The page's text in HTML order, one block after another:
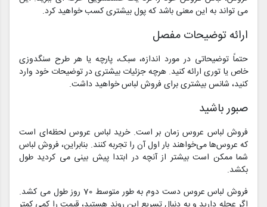
می تواند به این معنی باشد که پول بیشتری کسب خواهید کرد.
ارائه توضیحات مفصل
حتماً توضیحاتی در مورد اندازه، سبک، پارچه یا هر طرح سنگدوزی
خاص یا توری ارائه کنید. هرچه جزئیات بیشتری در توضیحات خود وارد
کنید، شانس بیشتری برای فروش لباس خواهید داشت.
صبور باشید
فروش لباس عروس زمان بر است. خرید لباس عروس لحظه‌ای است
که عروس‌ها می‌خواهند بار اول آن را تجربه کنند. بنابراین، فروش لباس
شما ممکن است بیشتر از آنچه در ابتدا پیش بینی می کردید طول
بکشد.
فروش لباس عروس دست دوم به طور متوسط ​​70 روز طول می کشد.